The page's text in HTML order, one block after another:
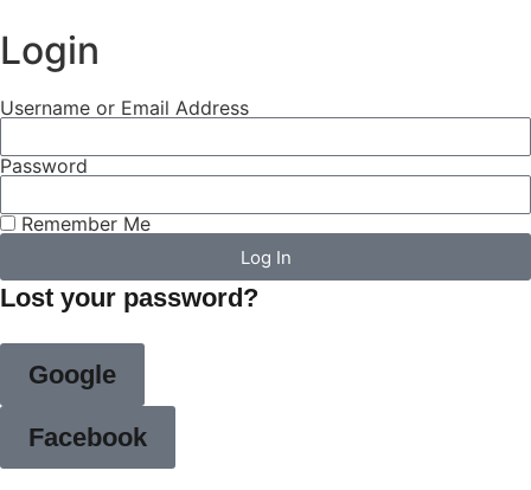
Login
Username or Email Address
Password
Remember Me
Log In
Lost your password?
Google
Facebook